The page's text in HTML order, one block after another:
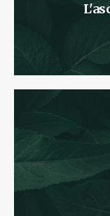
C’est